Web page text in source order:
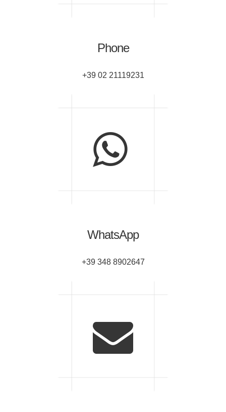
Phone
+39 02 21119231
WhatsApp
+39 348 8902647